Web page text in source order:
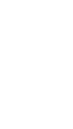
توثق المشهد
الشديدة في
حرمل، عبر
التي